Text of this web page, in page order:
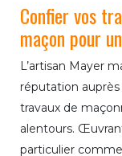
Confier vos
maçon pour
L’artisan Mayer
réputation
travaux de
alentours.
particulier